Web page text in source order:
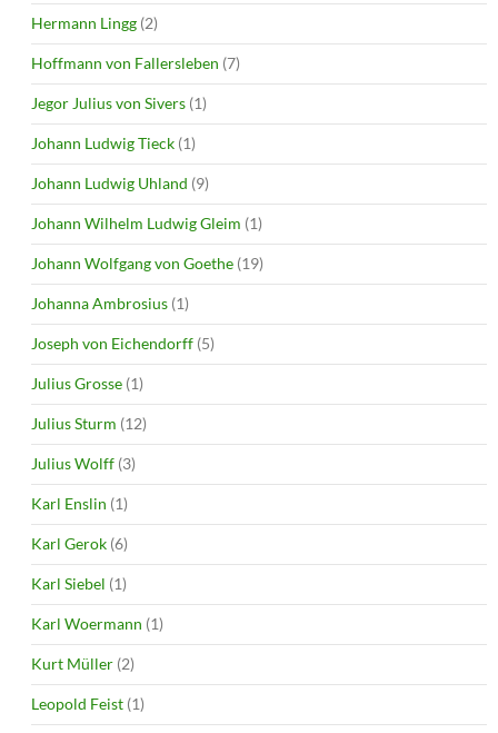
Hermann Lingg (2)
Hoffmann von Fallersleben (7)
Jegor Julius von Sivers (1)
Johann Ludwig Tieck (1)
Johann Ludwig Uhland (9)
Johann Wilhelm Ludwig Gleim (1)
Johann Wolfgang von Goethe (19)
Johanna Ambrosius (1)
Joseph von Eichendorff (5)
Julius Grosse (1)
Julius Sturm (12)
Julius Wolff (3)
Karl Enslin (1)
Karl Gerok (6)
Karl Siebel (1)
Karl Woermann (1)
Kurt Müller (2)
Leopold Feist (1)